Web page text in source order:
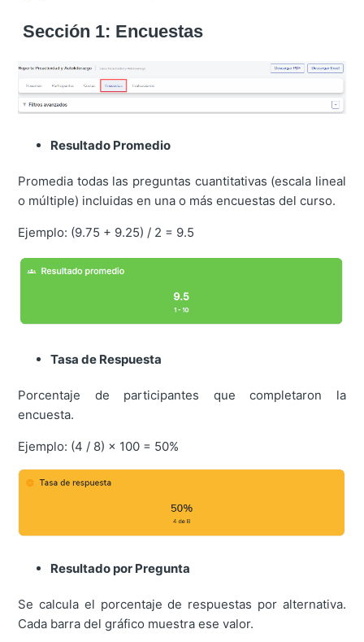
Sección 1: Encuestas
Resultado Promedio
Promedia todas las preguntas cuantitativas (escala lineal
o múltiple) incluidas en una o más encuestas del curso.
Ejemplo: (9.75 + 9.25) / 2 = 9.5
Tasa de Respuesta
Porcentaje de participantes que completaron la
encuesta.
Ejemplo: (4 / 8) × 100 = 50%
Resultado por Pregunta
Se calcula el porcentaje de respuestas por alternativa.
Cada barra del gráfico muestra ese valor.